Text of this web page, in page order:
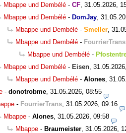
Mbappe und Dembélé - CF 31.05.2026,
Mbappe und Dembélé - DomJay
Mbappe und Dembélé - Smeller
Mbappe und Dembélé - FourrierTrans
Mbappe und Dembélé -
Mbappe und Dembélé - Eisen
Mbappe und Dembélé - Alones
- donotrobme 31.05.2026, 08:55
- FourrierTrans 31.05.2026, 09:16
Mbappe - Alones 31.05.2026, 09:58
Mbappe - Braumeister 31.05.2026,